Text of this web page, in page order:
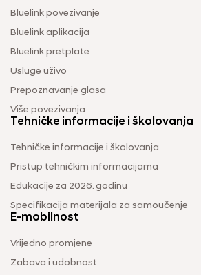
Bluelink povezivanje
Bluelink aplikacija
Bluelink pretplate
Usluge uživo
Prepoznavanje glasa
Više povezivanja
Tehničke informacije i školovanja
Tehničke informacije i školovanja
Pristup tehničkim informacijama
Edukacije za 2026. godinu
Specifikacija materijala za samoučenje
E-mobilnost
Vrijedno promjene
Zabava i udobnost